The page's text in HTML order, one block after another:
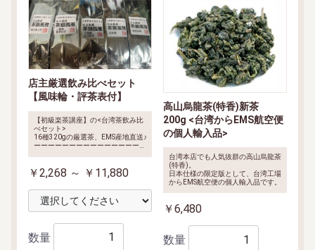
店主厳選飲み比べセット
【風味輪・評茶表付】
【初級楽茶講座】の<台湾茶飲み比
べセット>
16種320gの厳選茶、EMS産地直送♪
ーーーーーーーーーーーーーーーー
東方美人茶、台湾碧螺春、小種烏龍
茶、品評会入賞の文山包種茶、品
小沱茶、ジャスミン茶、紅玉紅茶、
蜜香紅茶、四季春、高山金萱茶。
￥2,268 ～ ￥11,880
数量
高山烏龍茶(特香)新茶
200g <台湾からEMS航空便
の個人輸入品>
台湾本店でも人気抜群の高山烏龍茶
(特香)。
日本仕様の限定版として、台湾工場
からEMS航空便の個人輸入品です。
￥6,480
数量